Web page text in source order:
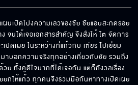
นเปิดโปงความเลวของชัย ชัยแอบสะกดรอย
จนได้เจอเอกสารสำคัญ จึงสั่งให้ โต จัดการ
ปิดเผย ในระหว่างที่แก้วกับ เฑียร ไปเยี่ยม
าบอกความจริงทุกอย่างเกี่ยวกับชัย รวมถึง
วย ทั้งคู่ดีใจมากที่ได้เจอกัน แต่ก็กังวลเรื่อง
กให้แก้ว ทุกคนจึงร่วมมือกันหาทางเปิดเผย